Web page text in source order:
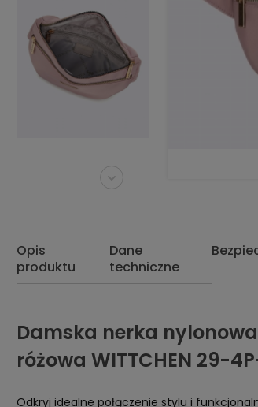
Opis
produktu
Dane
techniczne
Damska nerka
różowa WITTCHEN 29-
Odkryj idealne połączenie stylu i